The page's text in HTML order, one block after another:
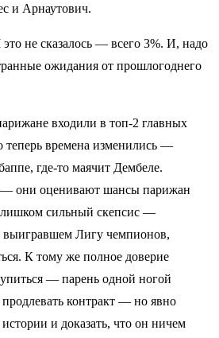
и Арнаутович.
не сказалось — всего 3%. И, надо
ожидания от прошлогоднего
входили в топ-2 главных
теперь времена изменились —
где-то маячит Дембеле.
— они оценивают шансы парижан
сильный скепсис —
выигравшем Лигу чемпионов,
К тому же полное доверие
— парень одной ногой
контракт — но явно
истории и доказать, что он ничем